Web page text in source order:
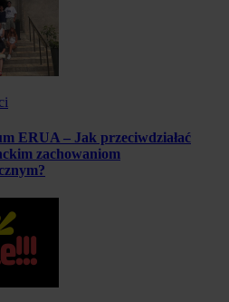
ERUA – Jak przeciwdziałać
zachowaniom